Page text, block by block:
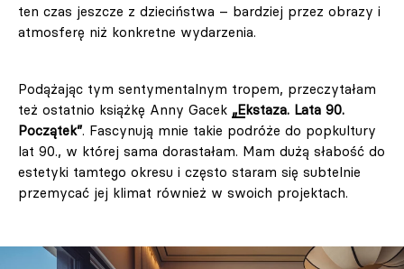
ten czas jeszcze z dzieciństwa – bardziej przez obrazy i
atmosferę niż konkretne wydarzenia.
Podążając tym sentymentalnym tropem, przeczytałam
też ostatnio książkę Anny Gacek „Ekstaza. Lata 90.
Początek”. Fascynują mnie takie podróże do popkultury
lat 90., w której sama dorastałam. Mam dużą słabość do
estetyki tamtego okresu i często staram się subtelnie
przemycać jej klimat również w swoich projektach.